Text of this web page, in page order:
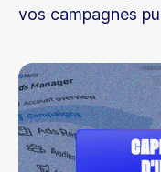
vos campagnes